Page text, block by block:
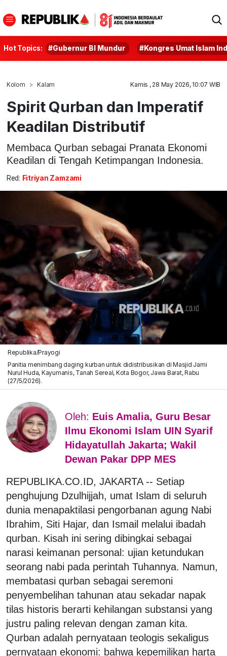
Hot Topics: #Gubernur BI Mundur #Kongres Umat Islam
Kolom Kalam Kamis , 28 May 2026, 10:07 WIB
Spirit Qurban dan Imperatif
Keadilan Distributif
Membaca Qurban sebagai Pranata Ekonomi
Keadilan di Tengah Ketimpangan Indonesia.
Red: Fitriyan Zamzami
Republika/Prayogi
Panitia menimbang daging kurban untuk didistribusikan di Masjid Jami
Nurul Huda, Kayumanis, Tanah Sereal, Kota Bogor, Jawa Barat, Rabu
(27/5/2026).
Oleh: Euis Amalia, Guru Besar
Ilmu Ekonomi Islam UIN Syarif
Hidayatullah Jakarta; Wakil
Dewan Pakar DPP MES
REPUBLIKA.CO.ID, JAKARTA -- Setiap
penghujung Dzulhijjah, umat Islam di seluruh
dunia menapaktilasi pengorbanan agung Nabi
Ibrahim, Siti Hajar, dan Ismail melalui ibadah
qurban. Kisah ini sering dibingkai sebagai
narasi keimanan personal: ujian ketundukan
seorang nabi pada perintah Tuhannya. Namun,
membatasi qurban sebagai seremoni
penyembelihan tahunan atau sekadar napak
tilas historis berarti kehilangan substansi yang
justru paling relevan dengan zaman kita.
Qurban adalah pernyataan teologis sekaligus
pernyataan ekonomi: bahwa kepemilikan harta